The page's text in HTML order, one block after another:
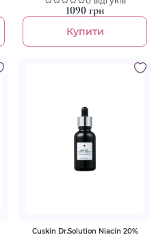
тону з ніацинамідом та
екстрактом рису
1090 грн
Купити
Cuskin Dr.Solution Niacin 20%